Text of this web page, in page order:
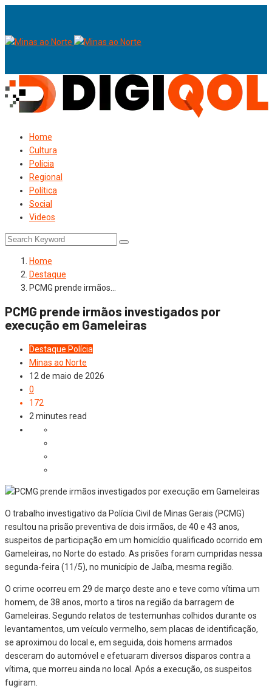
Home
Cultura
Polícia
Regional
Política
Social
Videos
Home
Destaque
PCMG prende irmãos…
PCMG prende irmãos investigados por
execução em Gameleiras
Destaque Polícia
Minas ao Norte
12 de maio de 2026
0
172
2 minutes read
O trabalho investigativo da Polícia Civil de Minas Gerais (PCMG)
resultou na prisão preventiva de dois irmãos, de 40 e 43 anos,
suspeitos de participação em um homicídio qualificado ocorrido em
Gameleiras, no Norte do estado. As prisões foram cumpridas nessa
segunda-feira (11/5), no município de Jaíba, mesma região.
O crime ocorreu em 29 de março deste ano e teve como vítima um
homem, de 38 anos, morto a tiros na região da barragem de
Gameleiras. Segundo relatos de testemunhas colhidos durante os
levantamentos, um veículo vermelho, sem placas de identificação,
se aproximou do local e, em seguida, dois homens armados
desceram do automóvel e efetuaram diversos disparos contra a
vítima, que morreu ainda no local. Após a execução, os suspeitos
fugiram.